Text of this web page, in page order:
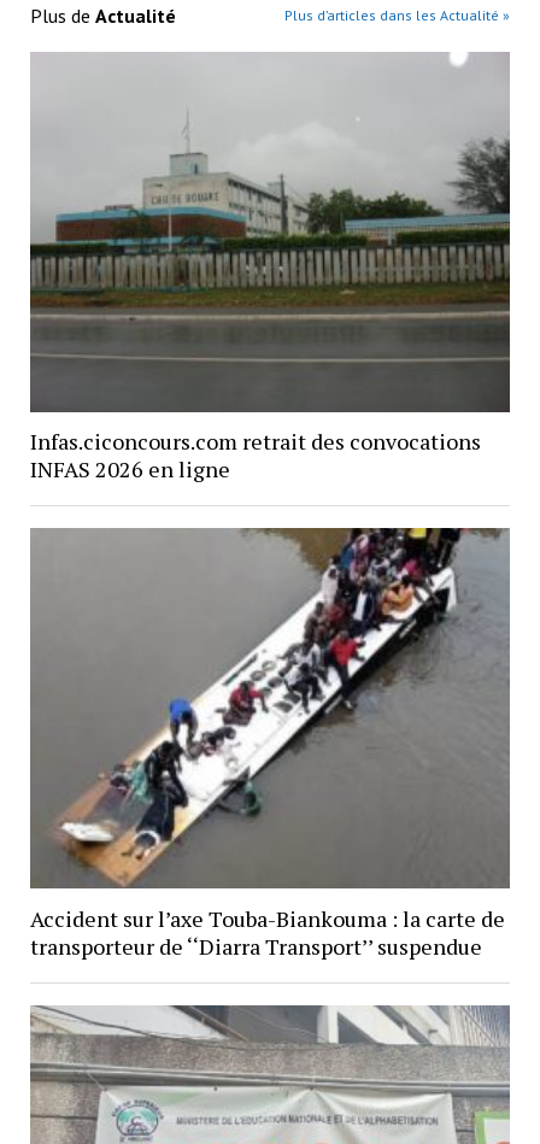
Plus de Actualité Plus d’articles dans les Actualité »
Infas.ciconcours.com retrait des convocations
INFAS 2026 en ligne
Accident sur l’axe Touba-Biankouma : la carte de
transporteur de ‘‘Diarra Transport’’ suspendue